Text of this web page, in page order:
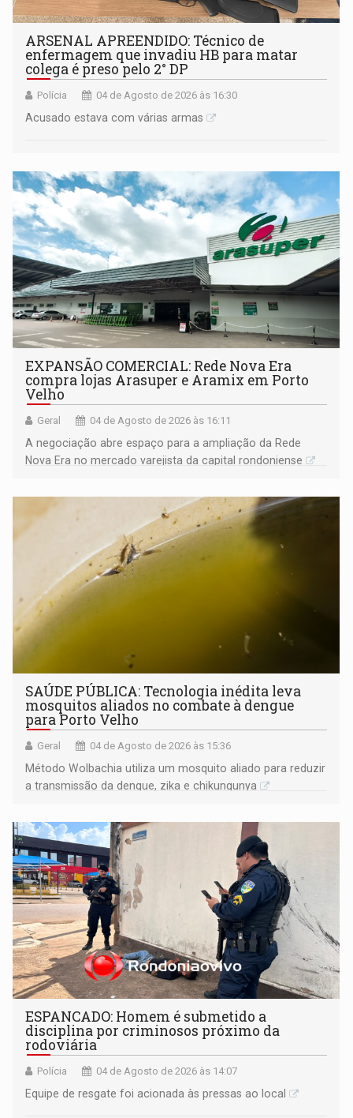
ARSENAL APREENDIDO: Técnico de
enfermagem que invadiu HB para matar
colega é preso pelo 2° DP
Polícia 04 de Agosto de 2026 às 16:30
Acusado estava com várias armas
EXPANSÃO COMERCIAL: Rede Nova Era
compra lojas Arasuper e Aramix em Porto
Velho
Geral 04 de Agosto de 2026 às 16:11
A negociação abre espaço para a ampliação da Rede
Nova Era no mercado varejista da capital rondoniense
SAÚDE PÚBLICA: Tecnologia inédita leva
mosquitos aliados no combate à dengue
para Porto Velho
Geral 04 de Agosto de 2026 às 15:36
Método Wolbachia utiliza um mosquito aliado para reduzir
a transmissão da dengue, zika e chikungunya
ESPANCADO: Homem é submetido a
disciplina por criminosos próximo da
rodoviária
Polícia 04 de Agosto de 2026 às 14:07
Equipe de resgate foi acionada às pressas ao local